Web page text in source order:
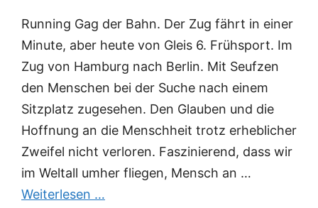
Running Gag der Bahn. Der Zug fährt in einer
Minute, aber heute von Gleis 6. Frühsport. Im
Zug von Hamburg nach Berlin. Mit Seufzen
den Menschen bei der Suche nach einem
Sitzplatz zugesehen. Den Glauben und die
Hoffnung an die Menschheit trotz erheblicher
Zweifel nicht verloren. Faszinierend, dass wir
im Weltall umher fliegen, Mensch an …
Weiterlesen …